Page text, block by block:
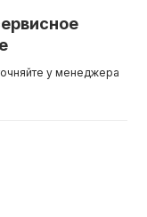
у менеджера